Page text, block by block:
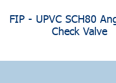
FIP - UPVC SCH80
Check Valve